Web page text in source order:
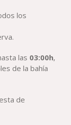
los
las 03:00h,
de la bahía
de